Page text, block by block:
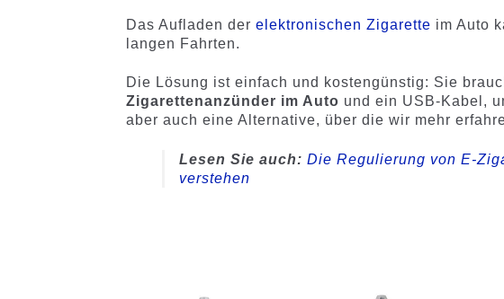
Das Aufladen derelektronischen Zigarette im Auto
langen Fahrten.
Die Lösung ist einfach und kostengünstig: Sie
Zigarettenanzünder im Auto und ein USB-Kabel,
aber auch eine Alternative, über die wir mehr
Lesen Sie auch:Die Regulierung von E-
verstehen